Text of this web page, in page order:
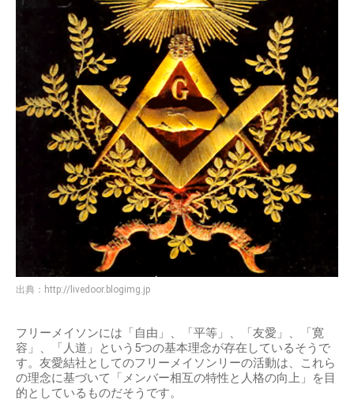
出典： http://livedoor.blogimg.jp
フリーメイソンには「自由」、「平等」、「友愛」、「寛
容」、「人道」という5つの基本理念が存在しているそうで
す。友愛結社としてのフリーメイソンリーの活動は、これら
の理念に基づいて「メンバー相互の特性と人格の向上」を目
的としているものだそうです。